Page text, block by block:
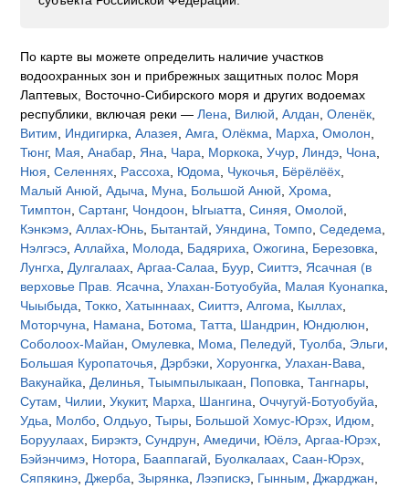
По карте вы можете определить наличие участков
водоохранных зон и прибрежных защитных полос Моря
Лаптевых, Восточно-Сибирского моря и других водоемах
республики, включая реки —Лена Вилюй ,Алдан ,Оленёк
Витим
Индигирка ,Алазея ,Амга ,Олёкма Марха ,Омолон
Тюнг, Мая ,Анабар Яна Чара Моркока ,Учур ,Линдэ Чона
Нюя ,Селеннях Рассоха Юдома Чукочья Бёрёлёёх
Малый Анюй ,Адыча Муна Большой Анюй ,Хрома
Тимптон ,Сартанг, Чондоон Ыгыатта ,Синяя ,Омолой
Кэнкэмэ ,Аллах-Юнь Бытантай ,Уяндина ,Томпо ,Седедема
Нэлгэсэ ,Аллайха Молода Бадяриха ,Ожогина Березовка
Лунгха
Дулгалаах ,Аргаа-Салаа Буур ,Сииттэ Ясачная (в
верховье Прав. Ясачна ,Улахан-Ботуобуйа Малая Куонапка
Чыыбыда ,Токко ,Хатыннаах ,Сииттэ ,Алгома Кыллах
Моторчуна
Намана Ботома ,Татта Шандрин Юндюлюн
Соболоох-Майан ,Омулевка Мома Пеледуй ,Туолба Эльги
Большая Куропаточья
Дэрбэки ,Хоруонгка ,Улахан-Вава
Вакунайка
Делинья ,Тыымпылыкаан Поповка ,Тангнары
Сутам
Чилии ,Укукит, Марха Шангина ,Оччугуй-Ботуобуйа
Удьа
Молбо ,Олдьуо ,Тыры Большой Хомус-Юрэх Идюм
Боруулаах Бирэктэ ,Сундрун ,Амедичи Юёлэ ,Аргаа-Юрэх
Бэйэнчимэ Нотора Бааппагай Буолкалаах ,Саан-Юрэх
Сяпякинэ Джерба ,Зырянка ,Лээпискэ Гынным Джарджан